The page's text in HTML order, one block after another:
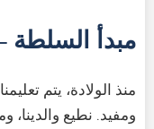
مبدأ السلطة
منذ الولادة، يتم
ومفيد. نطيع والدينا،